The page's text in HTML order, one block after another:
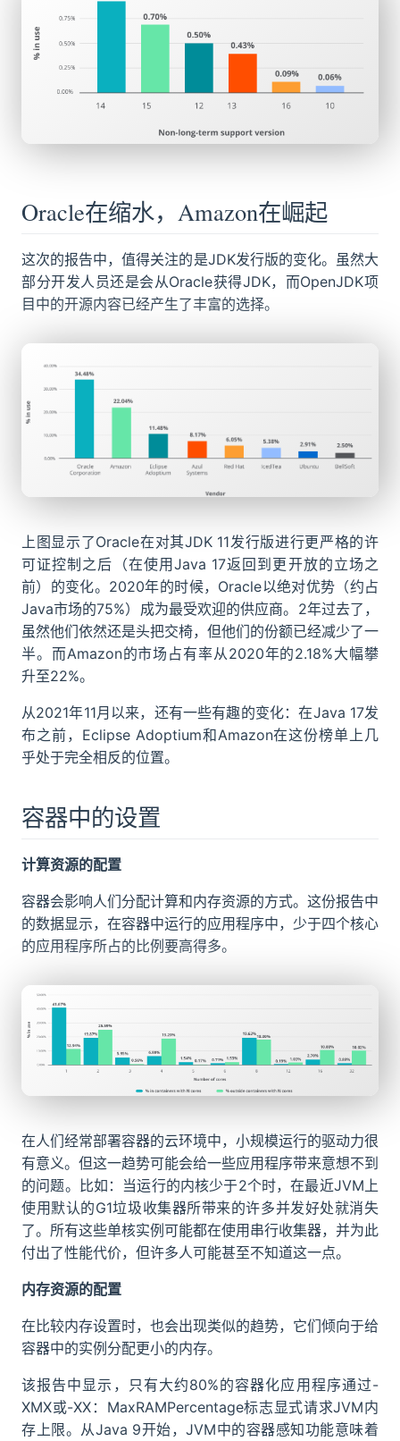
Oracle在缩水，Amazon在崛起
这次的报告中，值得关注的是JDK发行版的变化。虽然大
部分开发人员还是会从Oracle获得JDK，而OpenJDK项
目中的开源内容已经产生了丰富的选择。
上图显示了Oracle在对其JDK 11发行版进行更严格的许
可证控制之后（在使用Java 17返回到更开放的立场之
前）的变化。2020年的时候，Oracle以绝对优势（约占
Java市场的75%）成为最受欢迎的供应商。2年过去了，
虽然他们依然还是头把交椅，但他们的份额已经减少了一
半。而Amazon的市场占有率从2020年的2.18%大幅攀
升至22%。
从2021年11月以来，还有一些有趣的变化：在Java 17发
布之前，Eclipse Adoptium和Amazon在这份榜单上几
乎处于完全相反的位置。
容器中的设置
计算资源的配置
容器会影响人们分配计算和内存资源的方式。这份报告中
的数据显示，在容器中运行的应用程序中，少于四个核心
的应用程序所占的比例要高得多。
在人们经常部署容器的云环境中，小规模运行的驱动力很
有意义。但这一趋势可能会给一些应用程序带来意想不到
的问题。比如：当运行的内核少于2个时，在最近JVM上
使用默认的G1垃圾收集器所带来的许多并发好处就消失
了。所有这些单核实例可能都在使用串行收集器，并为此
付出了性能代价，但许多人可能甚至不知道这一点。
内存资源的配置
在比较内存设置时，也会出现类似的趋势，它们倾向于给
容器中的实例分配更小的内存。
该报告中显示，只有大约80%的容器化应用程序通过-
XMX或-XX：MaxRAMPercentage标志显式请求JVM内
存上限。从Java 9开始，JVM中的容器感知功能意味着